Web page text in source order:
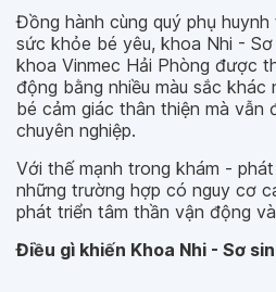
Đồng hành cùng quý phụ
sức khỏe bé yêu, khoa Nhi -
khoa Vinmec Hải Phòng được
động bằng nhiều màu sắc khác
bé cảm giác thân thiện mà vẫn
chuyên nghiệp.
Với thế mạnh trong khám -
những trường hợp có nguy cơ
phát triển tâm thần vận động
Điều gì khiến Khoa Nhi - Sơ